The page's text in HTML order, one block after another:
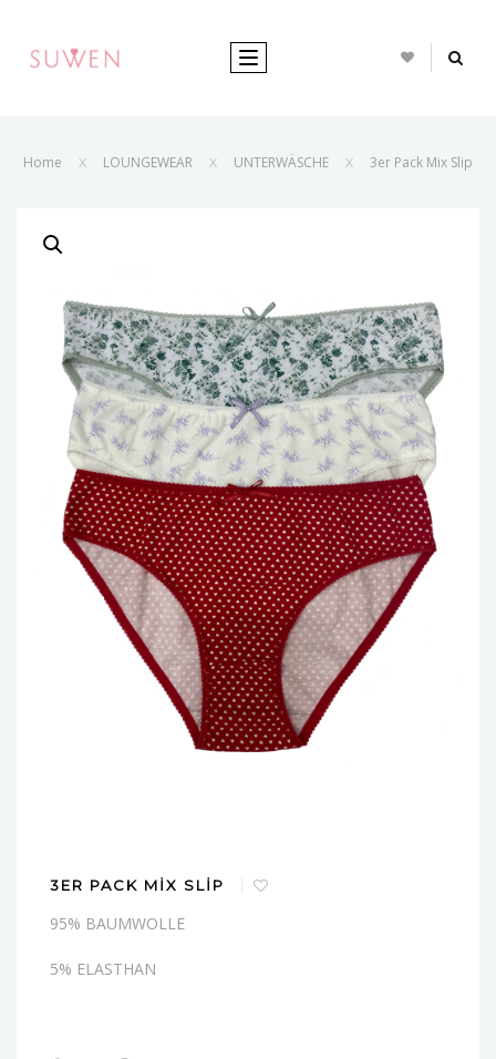
TOGGLE NAVIGATION
Home X LOUNGEWEAR X UNTERWÄSCHE X 3er Pack Mix Slip
3ER PACK MIX SLIP
95% BAUMWOLLE
5% ELASTHAN